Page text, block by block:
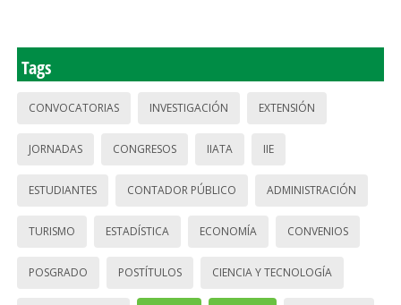
Tags
CONVOCATORIAS INVESTIGACIÓN EXTENSIÓN
JORNADAS CONGRESOS IIATA IIE
ESTUDIANTES CONTADOR PÚBLICO ADMINISTRACIÓN
TURISMO ESTADÍSTICA ECONOMÍA CONVENIOS
POSGRADO POSTÍTULOS CIENCIA Y TECNOLOGÍA